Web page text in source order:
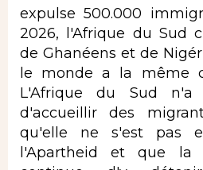
expulse 500.000
2026, l'Afrique du Sud
de Ghanéens et de
le monde a la même
L'Afrique du Sud n'a
d'accueillir des
qu'elle ne s'est pas
l'Apartheid et que la